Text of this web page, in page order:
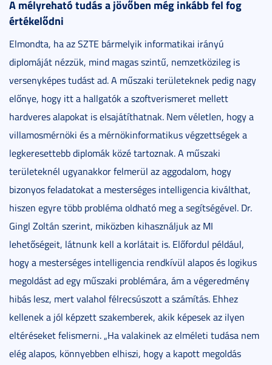
A mélyreható tudás a jövőben még inkább fel fog
értékelődni
Elmondta, ha az SZTE bármelyik informatikai irányú
diplomáját nézzük, mind magas szintű, nemzetközileg is
versenyképes tudást ad. A műszaki területeknek pedig nagy
előnye, hogy itt a hallgatók a szoftverismeret mellett
hardveres alapokat is elsajátíthatnak. Nem véletlen, hogy a
villamosmérnöki és a mérnökinformatikus végzettségek a
legkeresettebb diplomák közé tartoznak. A műszaki
területeknél ugyanakkor felmerül az aggodalom, hogy
bizonyos feladatokat a mesterséges intelligencia kiválthat,
hiszen egyre több probléma oldható meg a segítségével. Dr.
Gingl Zoltán szerint, miközben kihasználjuk az MI
lehetőségeit, látnunk kell a korlátait is. Előfordul például,
hogy a mesterséges intelligencia rendkívül alapos és logikus
megoldást ad egy műszaki problémára, ám a végeredmény
hibás lesz, mert valahol félrecsúszott a számítás. Ehhez
kellenek a jól képzett szakemberek, akik képesek az ilyen
eltéréseket felismerni. „Ha valakinek az elméleti tudása nem
elég alapos, könnyebben elhiszi, hogy a kapott megoldás